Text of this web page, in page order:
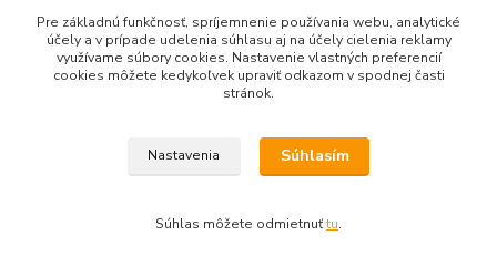
Pečiatkové farby a podušky
Pečiatkové podušky
Upravit sběr cookies.
Pre základnú funkčnosť, spríjemnenie používania webu, analytické
účely a v prípade udelenia súhlasu aj na účely cielenia reklamy
využívame súbory cookies. Nastavenie vlastných preferencií
cookies môžete kedykoľvek upraviť odkazom v spodnej časti
stránok.
Nastavenia Súhlasím
Súhlas môžete odmietnuťtu.